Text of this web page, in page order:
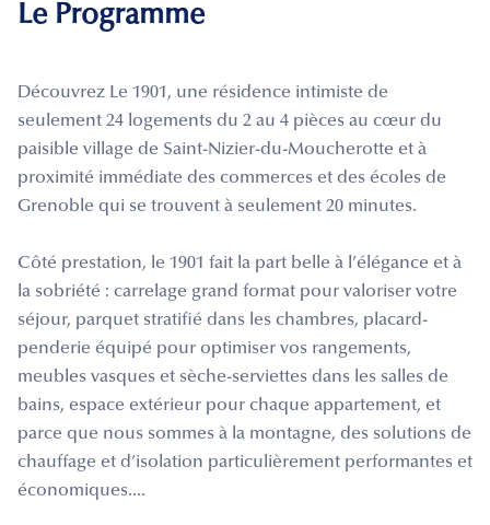
Le Programme
Découvrez Le 1901, une résidence intimiste de
seulement 24 logements du 2 au 4 pièces au cœur du
paisible village de Saint-Nizier-du-Moucherotte et à
proximité immédiate des commerces et des écoles de
Grenoble qui se trouvent à seulement 20 minutes.
Côté prestation, le 1901 fait la part belle à l’élégance et à
la sobriété : carrelage grand format pour valoriser votre
séjour, parquet stratifié dans les chambres, placard-
penderie équipé pour optimiser vos rangements,
meubles vasques et sèche-serviettes dans les salles de
bains, espace extérieur pour chaque appartement, et
parce que nous sommes à la montagne, des solutions de
chauffage et d’isolation particulièrement performantes et
économiques....